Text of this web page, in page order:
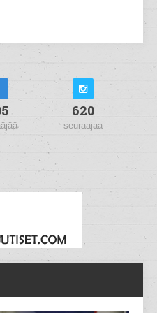
620
seuraajaa